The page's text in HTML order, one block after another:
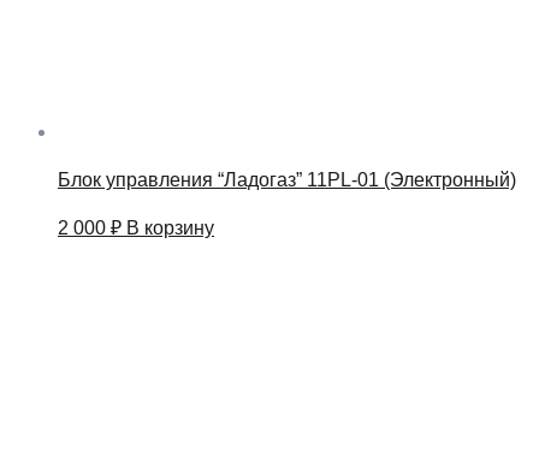
Блок управления “Ладогаз” 11PL-01 (Электронный)
2 000 ₽ В корзину